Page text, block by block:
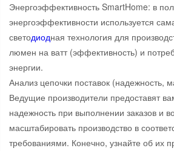
Энергоэффективность SmartHome: в
энергоэффективности используется
светодиодная технология для
люмен на ватт (эффективность) и
энергии.
Анализ цепочки поставок (надежность,
Ведущие производители предоставят
надежность при выполнении заказов и
масштабировать производство в
требованиями. Конечно, узнайте об их